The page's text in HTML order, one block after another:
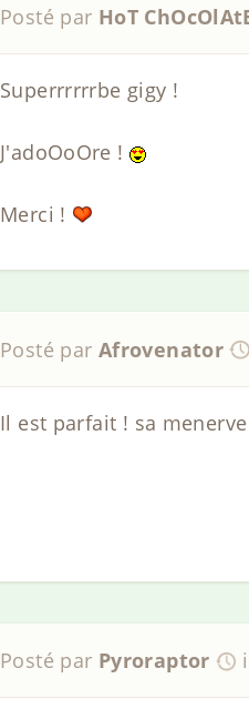
Posté par HoT
Superrrrrrbe gigy !
J'adoOoOre !
Merci !
Posté par Afrovenator
Il est parfait ! sa
Posté par Pyroraptor